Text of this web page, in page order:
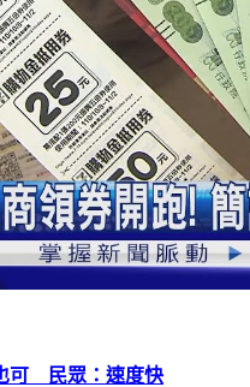
可 民眾：速度快